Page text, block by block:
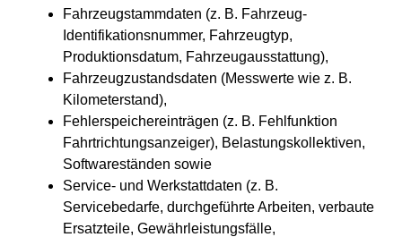
Fahrzeugstammdaten (z. B. Fahrzeug-
Identifikationsnummer, Fahrzeugtyp,
Produktionsdatum, Fahrzeugausstattung),
Fahrzeugzustandsdaten (Messwerte wie z. B.
Kilometerstand),
Fehlerspeichereinträgen (z. B. Fehlfunktion
Fahrtrichtungsanzeiger), Belastungskollektiven,
Softwareständen sowie
Service- und Werkstattdaten (z. B.
Servicebedarfe, durchgeführte Arbeiten, verbaute
Ersatzteile, Gewährleistungsfälle,